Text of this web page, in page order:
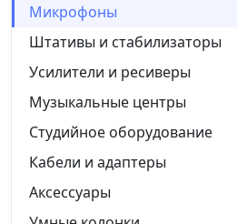
Микрофоны
Штативы и стабилизаторы
Усилители и ресиверы
Музыкальные центры
Студийное оборудование
Кабели и адаптеры
Аксессуары